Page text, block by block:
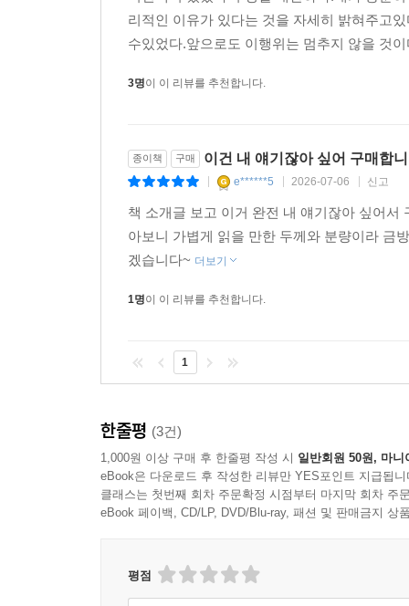
적독을 하면서도 내심 ‘책 읽는 건 별로 안 좋아
책은 영혼의 치유제고, 쌓아 두는 것만으로도 효과
리적인 이유가 있다는 것을 자세히 밝혀주고
수있었다.앞으로도 이행위는 멈추지 않을 것
3명이 이 리뷰를 추천합니다.
종이책 구매 이건 내 얘기잖아 싶어 구매합
e******5 2026-07-06 신고
책 소개글 보고 이거 완전 내 얘기잖아 싶어
아보니 가볍게 읽을 만한 두께와 분량이라 금
겠습니다~ 더보기
1명이 이 리뷰를 추천합니다.
1
한줄평 (3건)
1,000원 이상 구매 후 한줄평 작성 시 일반회원 50원, 마니
eBook은 다운로드 후 작성한 리뷰만 YES포인트 지급됩니
클래스는 첫번째 회차 주문확정 시점부터 마지막 회차 주
eBook 페이백, CD/LP, DVD/Blu-ray, 패션 및 판매금지 상
평점